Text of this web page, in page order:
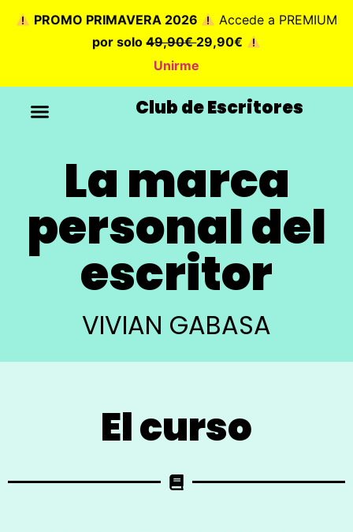
PROMO PRIMAVERA 2026
Accede a PREMIUM
por solo49,90€29,90€
Unirme
Club de Escritores
La marca
personal del
escritor
VIVIAN GABASA
El curso